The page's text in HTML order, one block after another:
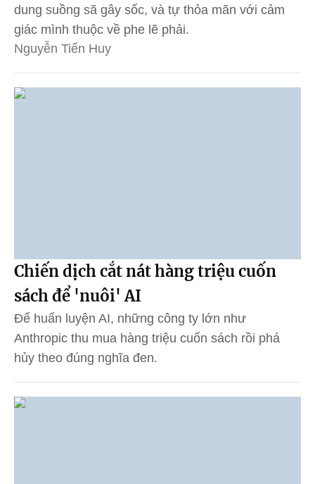
dung suồng sã gây sốc, và tự thỏa mãn với cảm
giác mình thuộc về phe lẽ phải.
Nguyễn Tiến Huy
Chiến dịch cắt nát hàng triệu cuốn
sách để 'nuôi' AI
Để huấn luyện AI, những công ty lớn như
Anthropic thu mua hàng triệu cuốn sách rồi phá
hủy theo đúng nghĩa đen.